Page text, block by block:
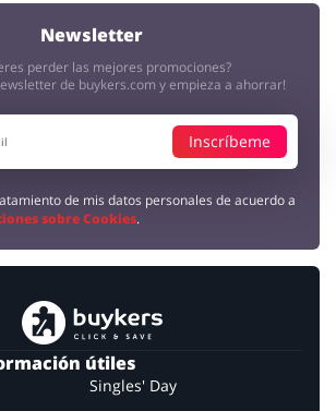
Newsletter
perder las mejores promociones?
de buykers.com y empieza a ahorrar!
Inscríbeme
de mis datos personales de acuerdo a
sobre Cookies.
útiles
Singles' Day